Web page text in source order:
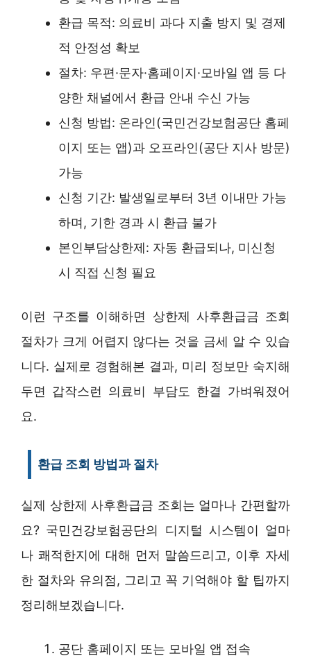
환급 목적: 의료비 과다 지출 방지 및 경제
적 안정성 확보
절차: 우편·문자·홈페이지·모바일 앱 등 다
양한 채널에서 환급 안내 수신 가능
신청 방법: 온라인(국민건강보험공단 홈페
이지 또는 앱)과 오프라인(공단 지사 방문)
가능
신청 기간: 발생일로부터 3년 이내만 가능
하며, 기한 경과 시 환급 불가
본인부담상한제: 자동 환급되나, 미신청
시 직접 신청 필요
이런 구조를 이해하면 상한제 사후환급금 조회
절차가 크게 어렵지 않다는 것을 금세 알 수 있습
니다. 실제로 경험해본 결과, 미리 정보만 숙지해
두면 갑작스런 의료비 부담도 한결 가벼워졌어
요.
환급 조회 방법과 절차
실제 상한제 사후환급금 조회는 얼마나 간편할까
요? 국민건강보험공단의 디지털 시스템이 얼마
나 쾌적한지에 대해 먼저 말씀드리고, 이후 자세
한 절차와 유의점, 그리고 꼭 기억해야 할 팁까지
정리해보겠습니다.
공단 홈페이지 또는 모바일 앱 접속